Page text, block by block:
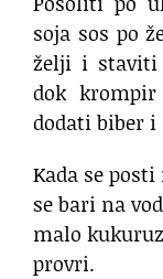
soja sos po
želji i staviti
dok
dodati biber i
Kada se
se bari na
malo
provri.